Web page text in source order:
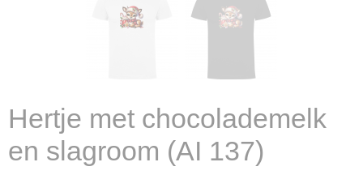
Hertje met chocolademelk
en slagroom (AI 137)